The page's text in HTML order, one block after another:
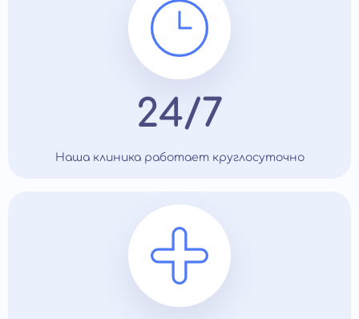
24/7
Наша клиника работает круглосуточно